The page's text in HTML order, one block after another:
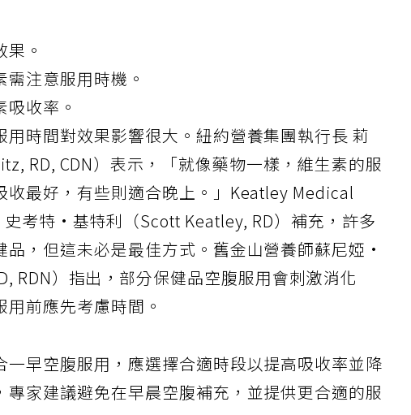
。
注意服用時機。
收率。
時間對效果影響很大。紐約營養集團執行長 莉
RD, CDN）表示，「就像藥物一樣，維生素的服
收最好，有些則適合晚上。」Keatley Medical
考特·基特利（Scott Keatley, RD）補充，許多
，但這未必是最佳方式。舊金山營養師蘇尼婭·
RDN）指出 ，部分保健品空腹服用會刺激消化
前應先考慮時間。
早空腹服用，應選擇合適時段以提高吸收率並降
家建議避免在早晨空腹補充，並提供更合適的服